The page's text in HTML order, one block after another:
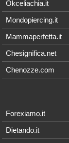
Okceliachia.it
Mondopiercing.it
Mammaperfetta.it
Chesignifica.net
Chenozze.com
Forexiamo.it
Dietando.it